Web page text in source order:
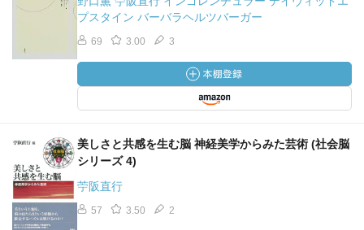
プスタイン バーバラヘルツバーガー
69 3.00 3
美しさと共感を生む脳 神経美学からみた芸術 (社会脳
シリーズ 4)
苧阪直行
57 3.50 2